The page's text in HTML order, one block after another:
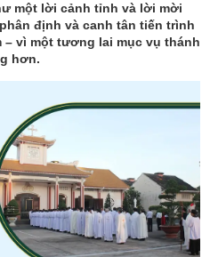
một lời cảnh tỉnh và lời mời
định và canh tân tiến trình
– vì một tương lai mục vụ thánh
hơn.